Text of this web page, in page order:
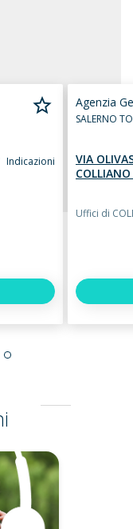
Indicazioni
Agenzia
SALERNO
VIA
Uffici di